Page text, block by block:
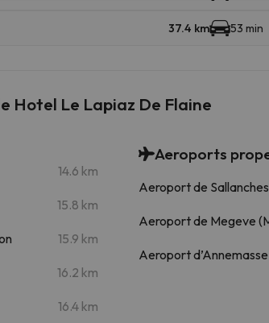
37.4 km 53 min
Hotel Le Lapiaz De Flaine
14.6 km
15.8 km
15.9 km
16.2 km
16.4 km
Aeroports
Aeroport de
Aeroport de Megeve
Aeroport